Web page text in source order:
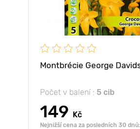
Montbrécie George
Počet v balení : 5 cib
149 Kč
Nejnižší cena za posledních 30